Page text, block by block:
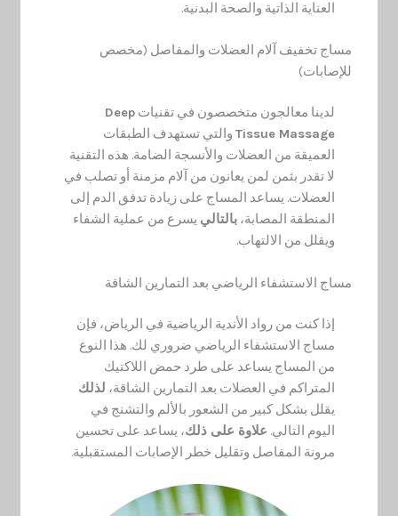
العناية الذاتية والصحة البدنية.
مساج تخفيف آلام العضلات والمفاصل (مخصص
للإصابات)
لدينا معالجون متخصصون في تقنياتDeep
Tissue Massage والتي تستهدف الطبقات
العميقة من العضلات والأنسجة الضامة. هذه التقنية
لا تقدر بثمن لمن يعانون من آلام مزمنة أو تصلب في
العضلات. يساعد المساج على زيادة تدفق الدم إلى
المنطقة المصابة،بالتالي يسرع من عملية الشفاء
ويقلل من الالتهاب.
مساج الاستشفاء الرياضي بعد التمارين الشاقة
إذا كنت من رواد الأندية الرياضية في الرياض، فإن
مساج الاستشفاء الرياضي ضروري لك. هذا النوع
من المساج يساعد على طرد حمض اللاكتيك
المتراكم في العضلات بعد التمارين الشاقة، لذلك
يقلل بشكل كبير من الشعور بالألم والتشنج في
اليوم التالي. علاوة على ذلك، يساعد على تحسين
مرونة المفاصل وتقليل خطر الإصابات المستقبلية.